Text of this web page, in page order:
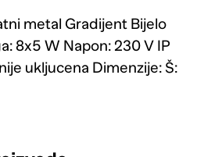
metal Gradijent Bijelo
8x5 W Napon: 230 V IP
ukljucena Dimenzije: Š: